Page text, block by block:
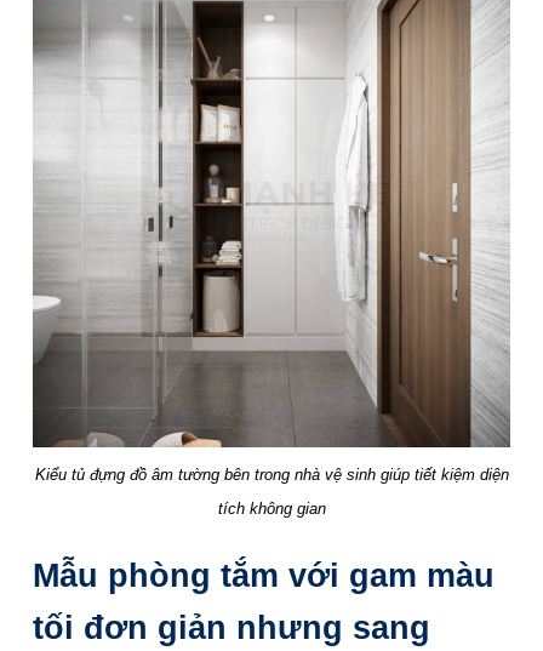
Kiểu tủ đựng đồ âm tường bên trong nhà vệ sinh giúp tiết kiệm diện
tích không gian
Mẫu phòng tắm với gam màu
tối đơn giản nhưng sang